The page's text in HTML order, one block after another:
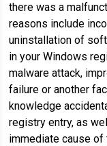
there was a
reasons include
uninstallation of
in your Windows
malware attack,
failure or another
knowledge
registry entry, as
immediate cause of